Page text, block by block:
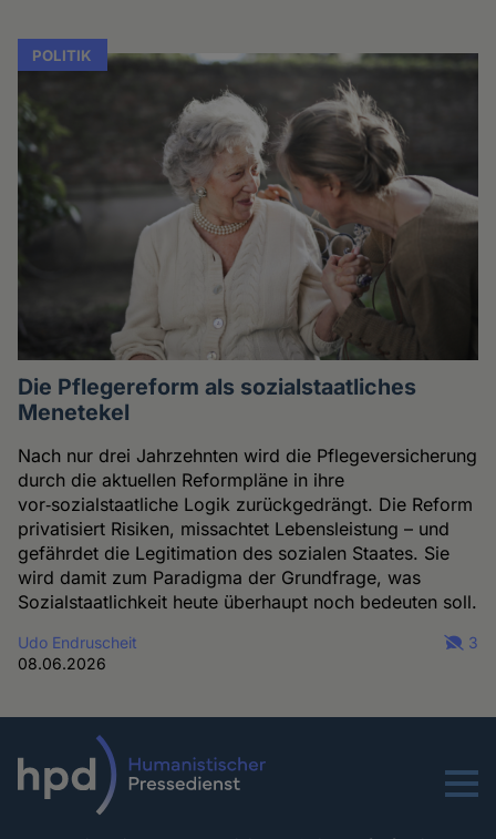
POLITIK
Die Pflegereform als sozialstaatliches
Menetekel
Nach nur drei Jahrzehnten wird die Pflegeversicherung
durch die aktuellen Reformpläne in ihre
vor‑sozialstaatliche Logik zurückgedrängt. Die Reform
privatisiert Risiken, missachtet Lebensleistung – und
gefährdet die Legitimation des sozialen Staates. Sie
wird damit zum Paradigma der Grundfrage, was
Sozialstaatlichkeit heute überhaupt noch bedeuten soll.
Udo Endruscheit
08.06.2026
3
Menu